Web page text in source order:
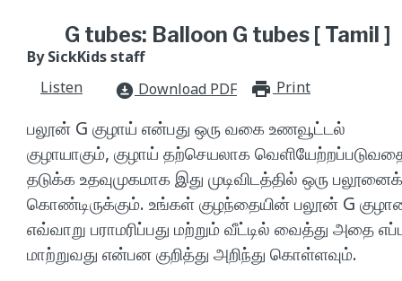
G tubes: Balloon G tubes [ Tamil ]
By SickKids staff
Listen
download_for_offline Download PDF Print
பலூன் G குழாய் என்பது ஒரு வகை உணவூட்டல்
குழாயாகும், குழாய் தற்செயலாக
தடுக்க உதவுமுகமாக இது முடிவிடத்தில் ஒரு பலூனைக்
கொண்டிருக்கும். உங்கள் குழந்தையின் பலூன் G
எவ்வாறு பராமரிப்பது மற்றும் வீட்டில் வைத்து அதை
மாற்றுவது என்பன குறித்து அறிந்து கொள்ளவும்.